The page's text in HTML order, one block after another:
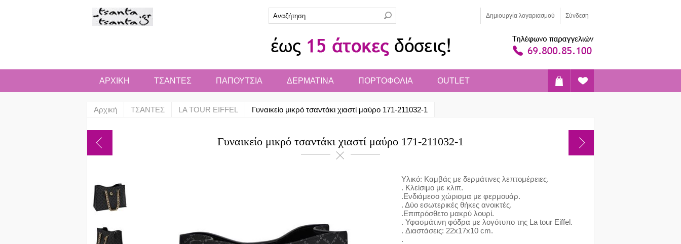
Δημιoυργία λογαριασμού Σύνδεση
ΑΡΧΙΚΗ ΤΣΑΝΤΕΣ ΠΑΠΟΥΤΣΙΑ ΔΕΡΜΑΤΙΝΑ ΠΟΡΤΟΦΟΛΙΑ OUTLET
Αρχική ΤΣΑΝΤΕΣ LA TOUR EIFFEL Γυναικείο μικρό τσαντάκι χιαστί μαύρο 171-211032-1
Γυναικείο μικρό τσαντάκι χιαστί μαύρο 171-211032-1
Υλικό: Καμβάς με δερμάτινες λεπτομέρειες.
. Κλείσιμο με κλιπ.
.Ενδιάμεσο χώρισμα με φερμουάρ.
. Δύο εσωτερικές θήκες ανοικτές.
.Επιπρόσθετο μακρύ λουρί.
. Υφασμάτινη φόδρα με λογότυπο της La tour Eiffel.
. Διαστάσεις: 22x17x10 cm.
.